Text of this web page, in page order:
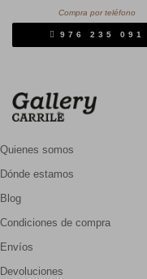
Compra por teléfono
976 235 091
Quienes somos
Dónde estamos
Blog
Condiciones de compra
Envíos
Devoluciones